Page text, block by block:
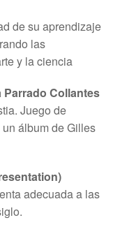
de su aprendizaje
las
y la ciencia
Parrado Collantes
Juego de
álbum de Gilles
adecuada a las